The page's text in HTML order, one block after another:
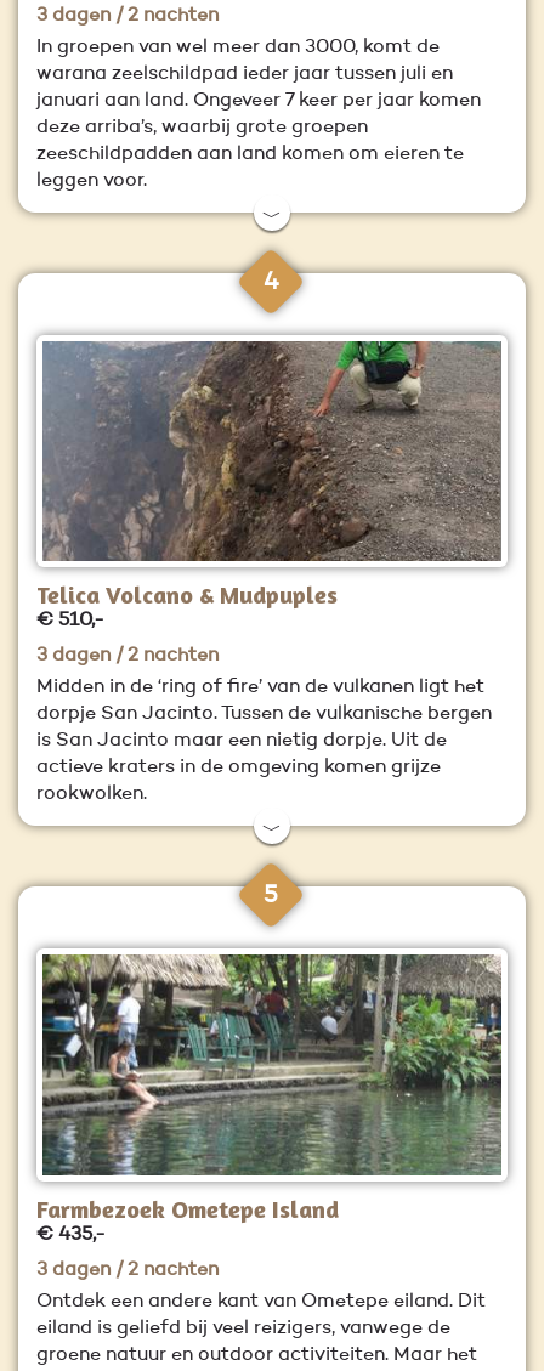
3 dagen / 2 nachten
In groepen van wel meer dan 3000, komt de
warana zeelschildpad ieder jaar tussen juli en
januari aan land. Ongeveer 7 keer per jaar komen
deze arriba’s, waarbij grote groepen
zeeschildpadden aan land komen om eieren te
leggen voor.
﹀
4
Telica Volcano & Mudpuples
€ 510,-
3 dagen / 2 nachten
Midden in de ‘ring of fire’ van de vulkanen ligt het
dorpje San Jacinto. Tussen de vulkanische bergen
is San Jacinto maar een nietig dorpje. Uit de
actieve kraters in de omgeving komen grijze
rookwolken.
﹀
5
Farmbezoek Ometepe Island
€ 435,-
3 dagen / 2 nachten
Ontdek een andere kant van Ometepe eiland. Dit
eiland is geliefd bij veel reizigers, vanwege de
groene natuur en outdoor activiteiten. Maar het